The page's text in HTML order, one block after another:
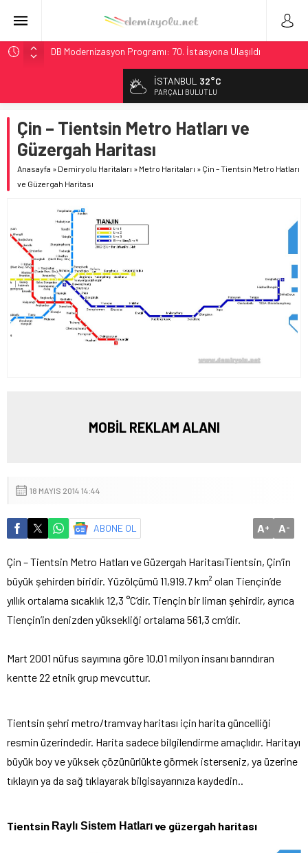
DB Modernizasyon Programı: 70. İstasyona Ulaşıldı
GB Railfreight İngiltere’de Lider, Class 99’lar 2026’da Yolda
İngiltere Demiryolunda Tarihi Entegrasyon: GBR Anglia
Resmen Başladı
Malezya Havayolları, TGV ile 28 Fransız Şehrine Tek Bilet
Ukrayna’da Yolcu Trenine İHA Saldırısı: Zamanında Tahliye
Faciayı Önledi
İSTANBUL 32°C
PARÇALI BULUTLU
Çin – Tientsin Metro Hatları ve
Güzergah Haritası
Anasayfa » Demiryolu Haritaları » Metro Haritaları » Çin – Tientsin Metro Hatları
ve Güzergah Haritası
MOBİL REKLAM ALANI
18 MAYIS 2014 14:44
ABONE OL A+ A-
Çin – Tientsin Metro Hatları ve Güzergah HaritasıTientsin, Çin’in
büyük şehirden biridir. Yüzölçümü 11,919.7 km² olan Tiençin’de
yıllık ortalama sıcaklık 12,3 °C’dir. Tiençin bir liman şehirdir, ayrıca
Tiençin’in denizden yüksekliği ortalama 561,3 cm’dir.
Mart 2001 nüfus sayımına göre 10,01 milyon insanı barındıran
kentte 22 etnik grup mevcuttur.
Tientsin şehri metro/tramvay haritası için harita güncelliği
resmin üzerindedir. Harita sadece bilgilendirme amaçlıdır. Haritayı
büyük boy ve yüksek çözünürlükte görmek isterseniz, ya üzerine
tıklayın ya da sağ tıklayarak bilgisayarınıza kaydedin..
Tientsin Raylı Sistem Hatlarıve güzergah haritası